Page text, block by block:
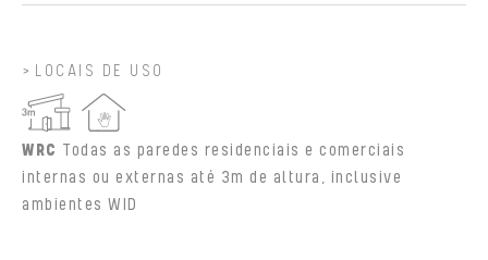
LOCAIS DE USO
WRC Todas as paredes residenciais e comerciais
internas ou externas até 3m de altura, inclusive
ambientes WID